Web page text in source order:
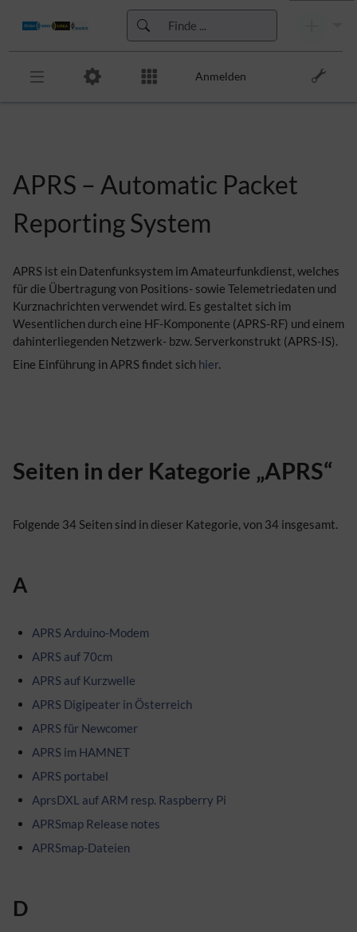
Anmelden
APRS – Automatic Packet
Reporting System
APRS ist ein Datenfunksystem im Amateurfunkdienst, welches
für die Übertragung von Positions- sowie Telemetriedaten und
Kurznachrichten verwendet wird. Es gestaltet sich im
Wesentlichen durch eine HF-Komponente (APRS-RF) und einem
dahinterliegenden Netzwerk- bzw. Serverkonstrukt (APRS-IS).
Eine Einführung in APRS findet sich hier.
Seiten in der Kategorie „APRS“
Folgende 34 Seiten sind in dieser Kategorie, von 34 insgesamt.
A
APRS Arduino-Modem
APRS auf 70cm
APRS auf Kurzwelle
APRS Digipeater in Österreich
APRS für Newcomer
APRS im HAMNET
APRS portabel
AprsDXL auf ARM resp. Raspberry Pi
APRSmap Release notes
APRSmap-Dateien
D